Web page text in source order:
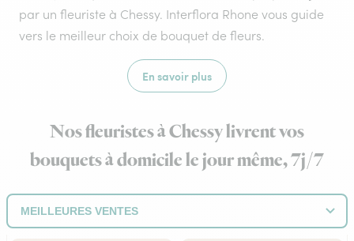
par un fleuriste à Chessy. Interflora Rhone vous guide
vers le meilleur choix de bouquet de fleurs.
En savoir plus
Nos fleuristes à Chessy livrent vos
bouquets à domicile le jour même, 7j/7